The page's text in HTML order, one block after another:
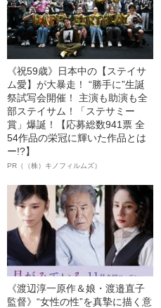
《祝59歳》日本中の【ステイサ
ム愛】が大暴走！ “勝手に”生誕
祭試写会開催！ 主演も助演も全
部ステイサム！「ステサミー
賞」爆誕！【応募総数941票 全
54作品の栄冠に輝いた作品とは
ー!?】
PR（（株）キノフィルムズ）
《渡辺淳一原作＆娘・渡邉直子
監督》“女性の性”を真摯に描く意